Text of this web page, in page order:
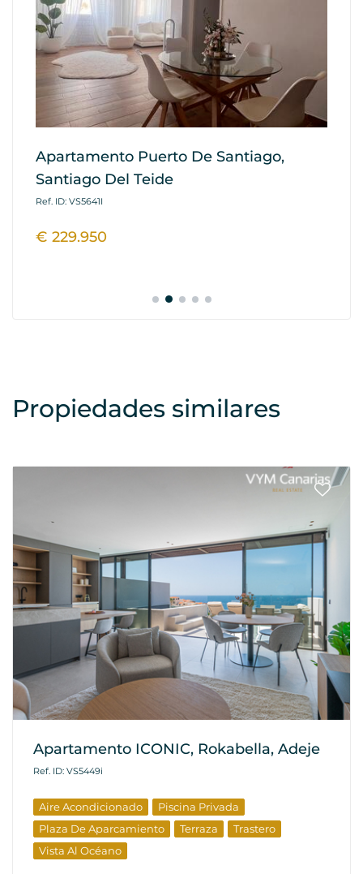
Apartamento Puerto De Santiago,
Santiago Del Teide
Ref. ID: VS5641I
€ 229.950
Propiedades similares
Apartamento ICONIC, Rokabella, Adeje
Ref. ID: VS5449i
Aire Acondicionado
Piscina Privada
Plaza De Aparcamiento
Terraza
Trastero
Vista Al Océano